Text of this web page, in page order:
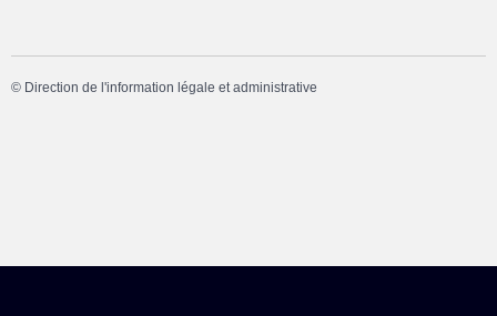
© Direction de l'information légale et administrative